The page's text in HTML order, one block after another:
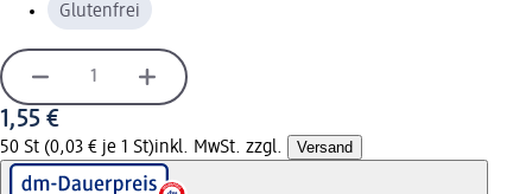
Glutenfrei
1,55 €
50 St (0,03 € je 1 St)inkl. MwSt. zzgl. Versand